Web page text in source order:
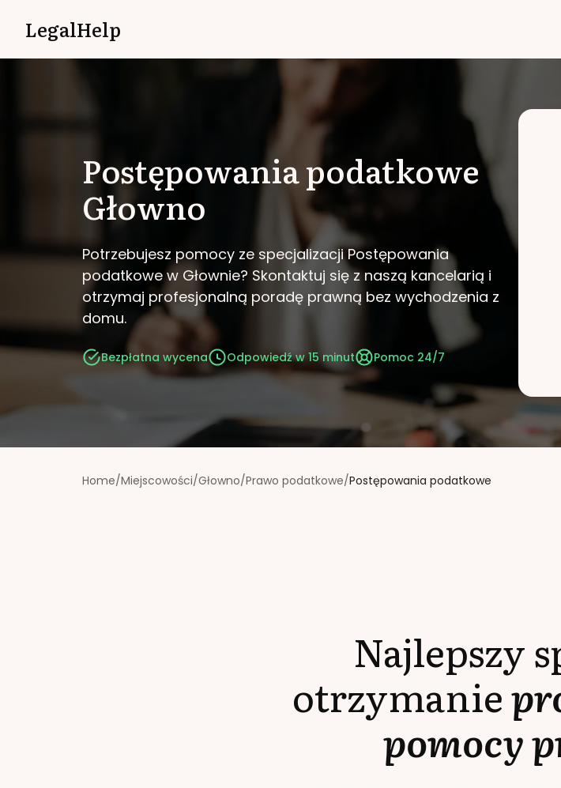
LegalHelp
Postępowania podatkowe
Głowno
Potrzebujesz pomocy ze specjalizacji Postępowania
podatkowe w Głownie? Skontaktuj się z naszą kancelarią i
otrzymaj profesjonalną poradę prawną bez wychodzenia z
domu.
Bezpłatna wycena Odpowiedź w 15 minut Pomoc 24/7
Home/Miejscowości/Głowno/Prawo podatkowe/Postępowania podatkowe
Najlepszy
otrzymanie
pomocy